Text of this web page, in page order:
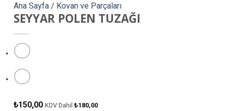
Ana Sayfa / Kovan ve Parçaları
SEYYAR POLEN TUZAĞI
₺150,00 KDV Dahil ₺180,00